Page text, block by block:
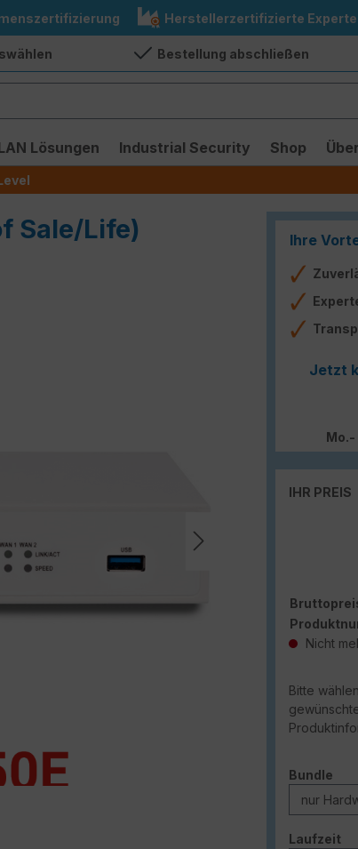
Herstellerzertifizierte
Bestellung abschließen
Lösungen Industrial Security Shop
Sale/Life) Ihre
Jetzt
Mo.-
IHR PREIS
Nicht
Bitte
Bundle
Laufzeit